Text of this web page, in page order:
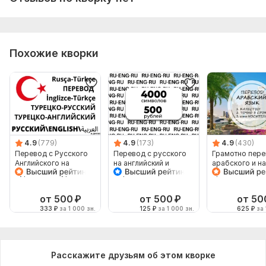
Похожие кворки
4.9 (779)
Перевод с Русского
Английского на
Турецкий с Турецкого
от 500 ₽
333 ₽ за 1 000 зн.
4.9 (173)
Перевод с русского
на английский и
обратно
от 500 ₽
125 ₽ за 1 000 зн.
4.9 (430)
Грамотно
арабского и на
арабский
от
625 ₽ за
Расскажите друзьям об этом кворке